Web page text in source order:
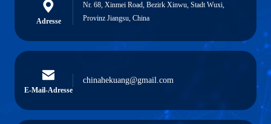
Adresse
Nr. 68, Xinmei Road, Bezirk Xinwu, Stadt Wuxi,
Provinz Jiangsu, China
E-Mail-Adresse
chinahekuang@gmail.com